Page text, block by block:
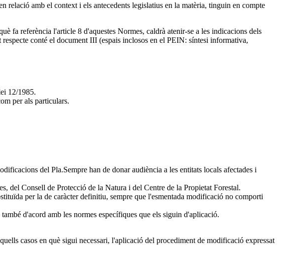
relació amb el context i els antecedents legislatius en la matèria, tinguin en compte
fa referència l'article 8 d'aquestes Normes, caldrà atenir-se a les indicacions dels
conté el document III (espais inclosos en el PEIN: síntesi informativa,
12/1985.
per als particulars.
del Pla.Sempre han de donar audiència a les entitats locals afectades i
del Consell de Protecció de la Natura i del Centre de la Propietat Forestal.
per la de caràcter definitiu, sempre que l'esmentada modificació no comporti
d'acord amb les normes específiques que els siguin d'aplicació.
casos en què sigui necessari, l'aplicació del procediment de modificació expressat